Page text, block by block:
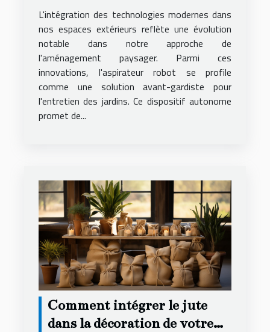
rénovation de jardin
L'intégration des technologies modernes dans
nos espaces extérieurs reflète une évolution
notable dans notre approche de
l'aménagement paysager. Parmi ces
innovations, l'aspirateur robot se profile
comme une solution avant-gardiste pour
l'entretien des jardins. Ce dispositif autonome
promet de...
Comment intégrer le jute
dans la décoration de votre